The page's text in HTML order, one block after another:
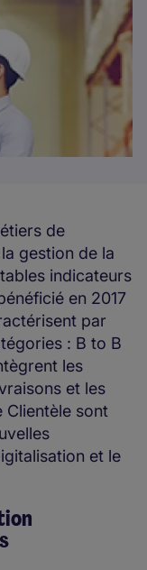
de
gestion de la
indicateurs
en 2017
par
: B to B
les
et les
Clientèle sont
et le